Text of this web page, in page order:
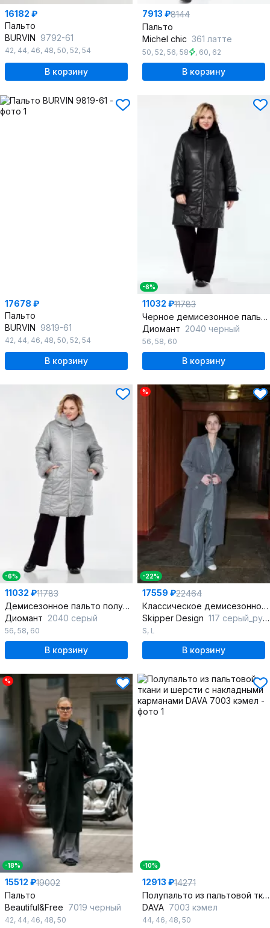
16182 ₽
Пальто
BURVIN 9792-61
42, 44, 46, 48, 50, 52, 54
В корзину
7913 ₽8144
Пальто
Michel chic 361 латте
50, 52, 56, 58 , 60, 62
В корзину
17678 ₽
Пальто
BURVIN 9819-61
42, 44, 46, 48, 50, 52, 54
В корзину
-6%
11032 ₽11783
Черное демисезонное пальто с капюшоном и рельефными швами
Диомант 2040 черный
56, 58, 60
В корзину
-6%
11032 ₽11783
Демисезонное пальто полуприлегающего силуэта из плащёвой ткани
Диомант 2040 серый
56, 58, 60
В корзину
%
-22%
17559 ₽22464
Классическое демисезонное пальто на двубортной застежке
Skipper Design 117 серый_рубчик
S, L
В корзину
%
-18%
15512 ₽19002
Пальто
Beautiful&Free 7019 черный
42, 44, 46, 48, 50
-10%
12913 ₽14271
Полупальто из пальтовой ткани и шерсти с накладными карманами
DAVA 7003 кэмел
44, 46, 48, 50